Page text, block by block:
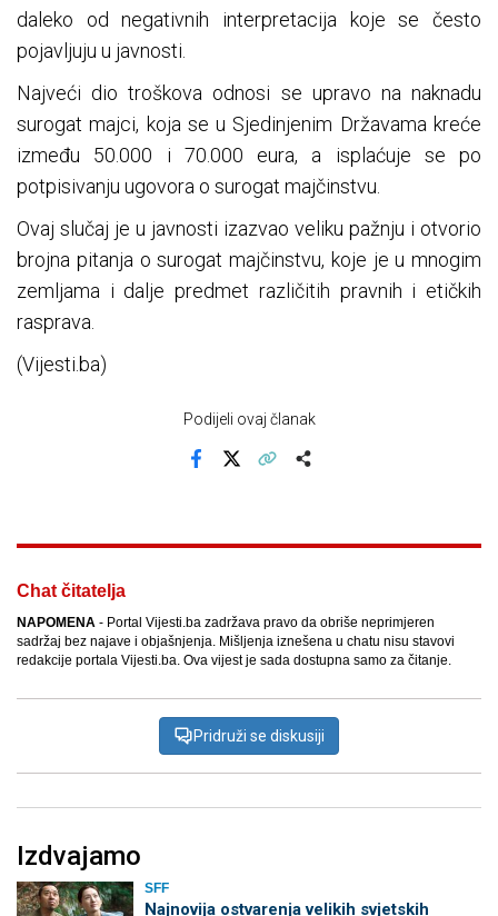
daleko od negativnih interpretacija koje se često
pojavljuju u javnosti.
Najveći dio troškova odnosi se upravo na naknadu
surogat majci, koja se u Sjedinjenim Državama kreće
između 50.000 i 70.000 eura, a isplaćuje se po
potpisivanju ugovora o surogat majčinstvu.
Ovaj slučaj je u javnosti izazvao veliku pažnju i otvorio
brojna pitanja o surogat majčinstvu, koje je u mnogim
zemljama i dalje predmet različitih pravnih i etičkih
rasprava.
(Vijesti.ba)
Podijeli ovaj članak
Chat čitatelja
NAPOMENA - Portal Vijesti.ba zadržava pravo da obriše neprimjeren
sadržaj bez najave i objašnjenja. Mišljenja iznešena u chatu nisu stavovi
redakcije portala Vijesti.ba. Ova vijest je sada dostupna samo za čitanje.
Pridruži se diskusiji
Izdvajamo
SFF
Najnovija ostvarenja velikih svjetskih